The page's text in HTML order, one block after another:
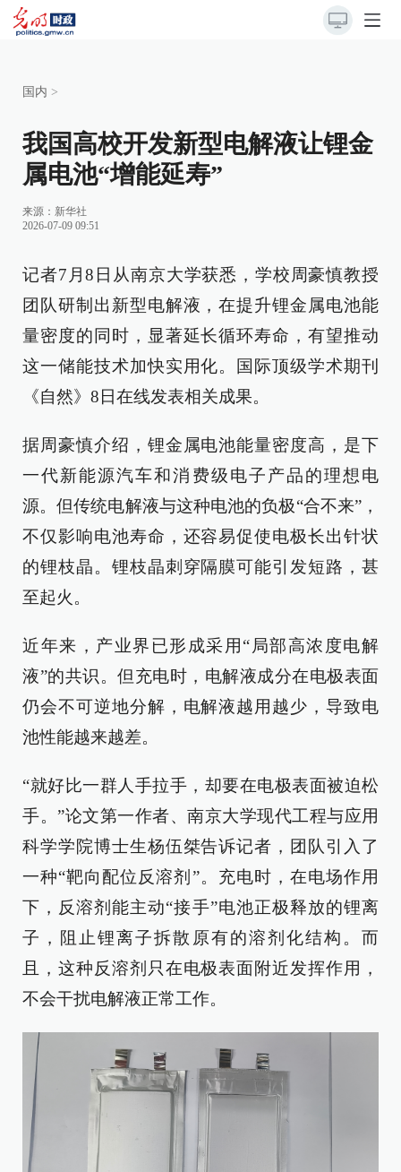
国内 >
我国高校开发新型电解液让锂金
属电池“增能延寿”
来源： 新华社
2026-07-09 09:51
记者7月8日从南京大学获悉，学校周豪慎教授
团队研制出新型电解液，在提升锂金属电池能
量密度的同时，显著延长循环寿命，有望推动
这一储能技术加快实用化。国际顶级学术期刊
《自然》8日在线发表相关成果。
据周豪慎介绍，锂金属电池能量密度高，是下
一代新能源汽车和消费级电子产品的理想电
源。但传统电解液与这种电池的负极“合不来”，
不仅影响电池寿命，还容易促使电极长出针状
的锂枝晶。锂枝晶刺穿隔膜可能引发短路，甚
至起火。
近年来，产业界已形成采用“局部高浓度电解
液”的共识。但充电时，电解液成分在电极表面
仍会不可逆地分解，电解液越用越少，导致电
池性能越来越差。
“就好比一群人手拉手，却要在电极表面被迫松
手。”论文第一作者、南京大学现代工程与应用
科学学院博士生杨伍桀告诉记者，团队引入了
一种“靶向配位反溶剂”。充电时，在电场作用
下，反溶剂能主动“接手”电池正极释放的锂离
子，阻止锂离子拆散原有的溶剂化结构。而
且，这种反溶剂只在电极表面附近发挥作用，
不会干扰电解液正常工作。